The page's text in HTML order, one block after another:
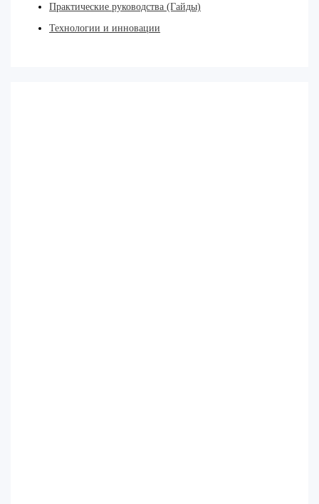
Практические руководства (Гайды)
Технологии и инновации